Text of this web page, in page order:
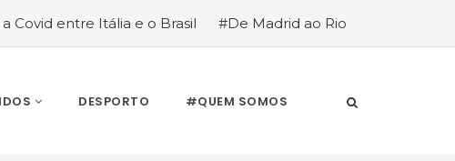
Covid entre Itália e o Brasil
#De Madrid ao Rio
DESPORTO #QUEM SOMOS